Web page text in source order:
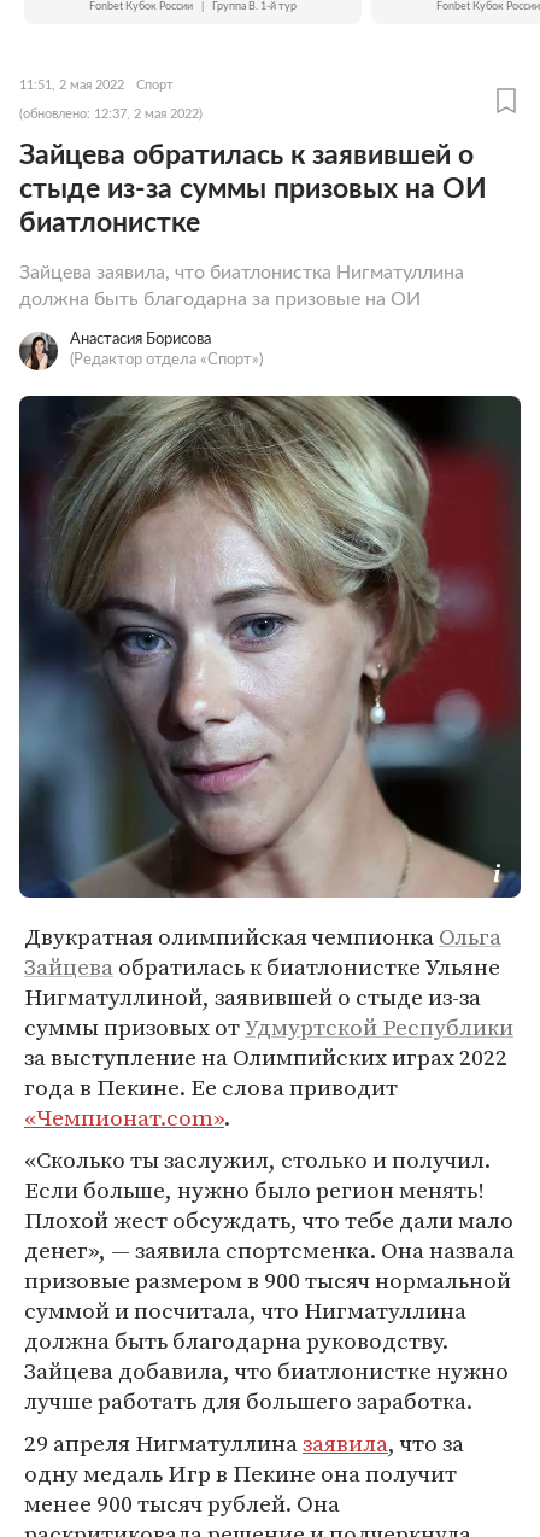
Fonbet Кубок России Группа B. 1-й тур Fonbet Кубок России
11:51, 2 мая 2022 Спорт
(обновлено: 12:37, 2 мая 2022)
Зайцева обратилась к заявившей о
стыде из-за суммы призовых на ОИ
биатлонистке
Зайцева заявила, что биатлонистка Нигматуллина
должна быть благодарна за призовые на ОИ
Анастасия Борисова
(Редактор отдела «Спорт»)
Двукратная олимпийская чемпионкаОльга
Зайцеваобратилась к биатлонистке Ульяне
Нигматуллиной, заявившей о стыде из-за
суммы призовых отУдмуртской Республики
за выступление на Олимпийских играх 2022
года в Пекине. Ее слова приводит
«Чемпионат.com».
«Сколько ты заслужил, столько и получил.
Если больше, нужно было регион менять!
Плохой жест обсуждать, что тебе дали мало
денег», — заявила спортсменка. Она назвала
призовые размером в 900 тысяч нормальной
суммой и посчитала, что Нигматуллина
должна быть благодарна руководству.
Зайцева добавила, что биатлонистке нужно
лучше работать для большего заработка.
29 апреля Нигматуллиназаявила, что за
одну медаль Игр в Пекине она получит
менее 900 тысяч рублей. Она